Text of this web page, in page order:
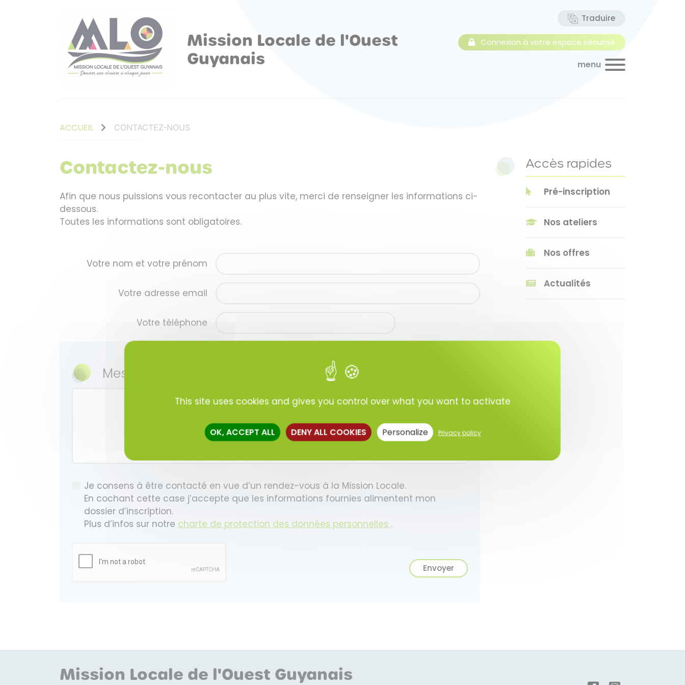
Mission Locale de l'Ouest
Guyanais
Traduire
Connexion à votre espace sécurisé
menu
ACCUEIL CONTACTEZ-NOUS
Contactez-nous
Afin que nous puissions vous recontacter au plus vite, merci de renseigner les informations ci-
dessous.
Toutes les informations sont obligatoires.
Votre nom et votre prénom
Votre adresse email
Votre téléphone
Message
Je consens à être contacté en vue d’un rendez-vous à la Mission Locale.
En cochant cette case j’accepte que les informations fournies alimentent mon
dossier d’inscription.
Plus d’infos sur notre charte de protection des données personnelles .
Envoyer
Accès rapides
Pré-inscription
Nos ateliers
Nos offres
Actualités
Mission Locale de l'Ouest Guyanais
This site uses cookies and gives you control over what you want to activate
OK, ACCEPT ALL DENY ALL COOKIES Personalize Privacy policy